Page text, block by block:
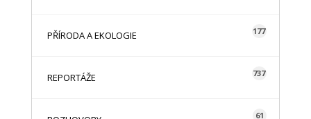
PŘÍRODA A EKOLOGIE 177
REPORTÁŽE 737
61